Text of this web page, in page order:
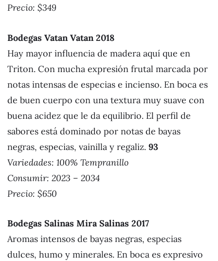
Precio: $349
Bodegas Vatan Vatan 2018
Hay mayor influencia de madera aquí que en
Triton. Con mucha expresión frutal marcada por
notas intensas de especias e incienso. En boca es
de buen cuerpo con una textura muy suave con
buena acidez que le da equilibrio. El perfil de
sabores está dominado por notas de bayas
negras, especias, vainilla y regaliz. 93
Variedades: 100% Tempranillo
Consumir: 2023 – 2034
Precio: $650
Bodegas Salinas Mira Salinas 2017
Aromas intensos de bayas negras, especias
dulces, humo y minerales. En boca es expresivo